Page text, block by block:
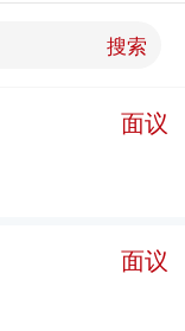
科（职业病
救援队、自治区
卫生技术服务
格。 经过40多年
、治、研、
搜索
面议
面议